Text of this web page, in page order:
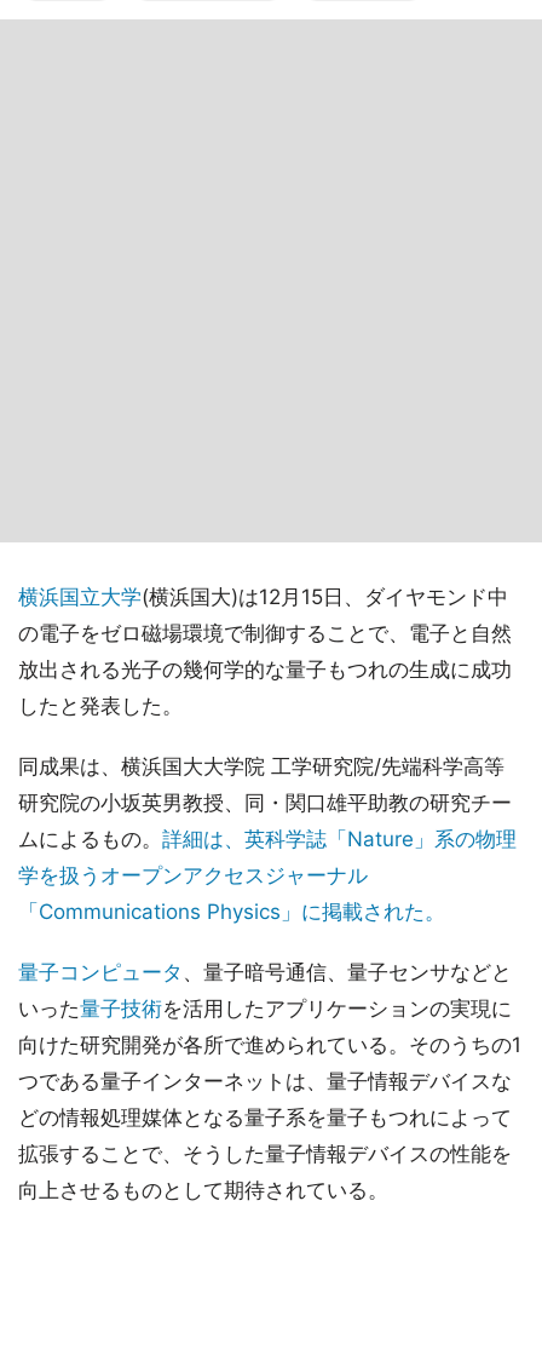
横浜国立大学(横浜国大)は12月15日、ダイヤモンド中
の電子をゼロ磁場環境で制御することで、電子と自然
放出される光子の幾何学的な量子もつれの生成に成功
したと発表した。
同成果は、横浜国大大学院 工学研究院/先端科学高等
研究院の小坂英男教授、同・関口雄平助教の研究チー
ムによるもの。 詳細は、英科学誌「Nature」系の物理
学を扱うオープンアクセスジャーナル
「Communications Physics」に掲載された。
量子コンピュータ 、量子暗号通信、量子センサなどと
いった量子技術を活用したアプリケーションの実現に
向けた研究開発が各所で進められている。そのうちの1
つである量子インターネットは、量子情報デバイスな
どの情報処理媒体となる量子系を量子もつれによって
拡張することで、そうした量子情報デバイスの性能を
向上させるものとして期待されている。